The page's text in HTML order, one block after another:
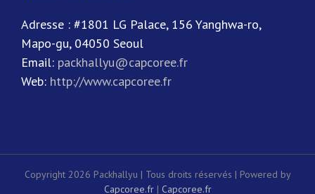
Adresse : #1801 LG Palace, 156 Yanghwa-ro,
Mapo-gu, 04050 Seoul
Email: packhallyu@capcoree.fr
Web: http://www.capcoree.fr
Copyright 2026 Packhallyu | Tous droits réservés | Powered by
Capcoree.fr| Capcoree.fr